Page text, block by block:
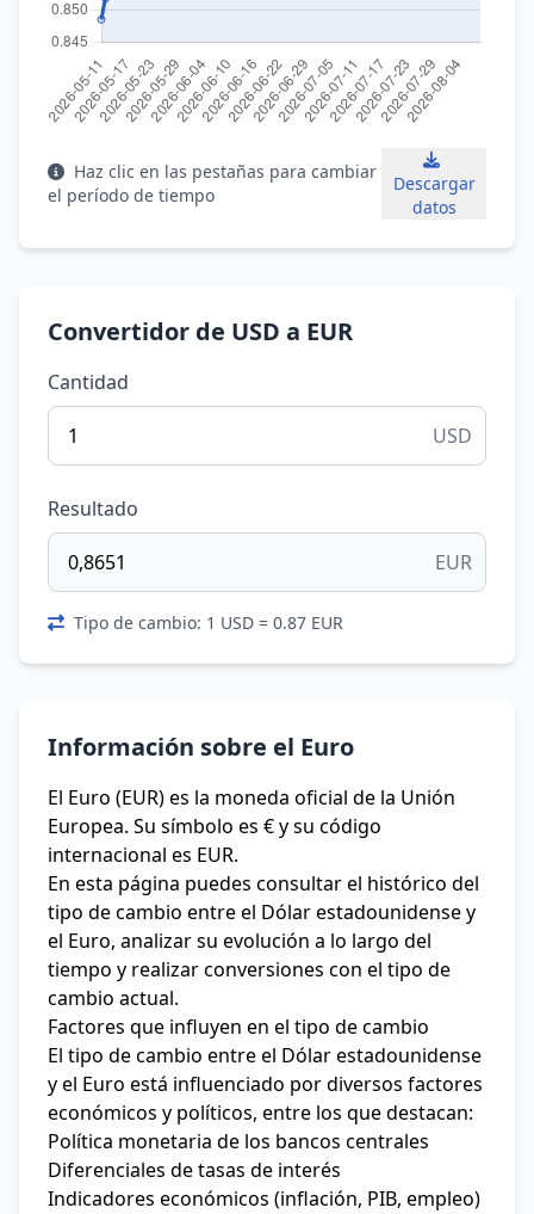
Haz clic en las pestañas para cambiar
el período de tiempo
Descargar
datos
Convertidor de USD a EUR
Cantidad
USD
Resultado
EUR
Tipo de cambio: 1 USD = 0.87 EUR
Información sobre el Euro
El Euro (EUR) es la moneda oficial de la Unión
Europea. Su símbolo es € y su código
internacional es EUR.
En esta página puedes consultar el histórico del
tipo de cambio entre el Dólar estadounidense y
el Euro, analizar su evolución a lo largo del
tiempo y realizar conversiones con el tipo de
cambio actual.
Factores que influyen en el tipo de cambio
El tipo de cambio entre el Dólar estadounidense
y el Euro está influenciado por diversos factores
económicos y políticos, entre los que destacan:
Política monetaria de los bancos centrales
Diferenciales de tasas de interés
Indicadores económicos (inflación, PIB, empleo)